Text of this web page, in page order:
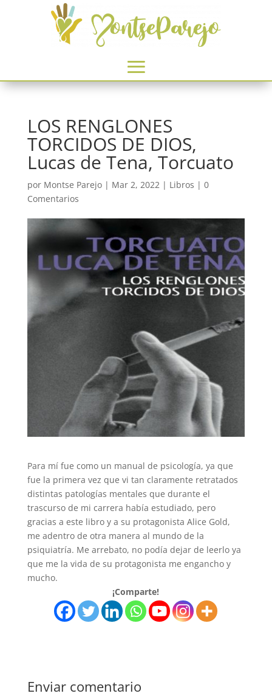
LOS RENGLONES
TORCIDOS DE DIOS,
Lucas de Tena, Torcuato
por Montse Parejo| Mar 2, 2022| Libros | 0
Comentarios
Para mí fue como un manual de psicología, ya que
fue la primera vez que vi tan claramente retratados
distintas patologías mentales que durante el
trascurso de mi carrera había estudiado, pero
gracias a este libro y a su protagonista Alice Gold,
me adentro de otra manera al mundo de la
psiquiatría. Me arrebato, no podía dejar de leerlo ya
que me la vida de su protagonista me engancho y
mucho.
¡Comparte!
Enviar comentario